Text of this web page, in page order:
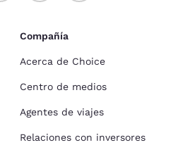
Compañía
Acerca de Choice
Centro de medios
Agentes de viajes
Relaciones con inversores